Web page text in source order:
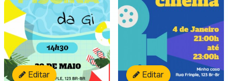
Editar Editar